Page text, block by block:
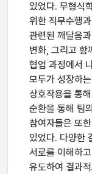
있었다. 무형식
위한 직무수행
관련된 깨달음
변화, 그리고 함
협업 과정에서
모두가 성장하
상호작용을 통
순환을 통해 팀
참여자들은 또
있었다. 다양한
서로를 이해하
유도하여 결과